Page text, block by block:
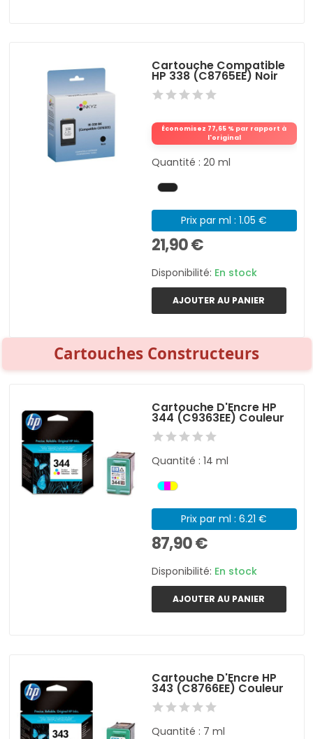
Cartouche Compatible
HP 338 (C8765EE) Noir
Économisez 77,65 % par rapport à
l'original
Quantité : 20 ml
Prix par ml : 1.05 €
21,90 €
Disponibilité: En stock
AJOUTER AU PANIER
Cartouches Constructeurs
Cartouche D'Encre HP
344 (C9363EE) Couleur
Quantité : 14 ml
Prix par ml : 6.21 €
87,90 €
Disponibilité: En stock
AJOUTER AU PANIER
Cartouche D'Encre HP
343 (C8766EE) Couleur
Quantité : 7 ml